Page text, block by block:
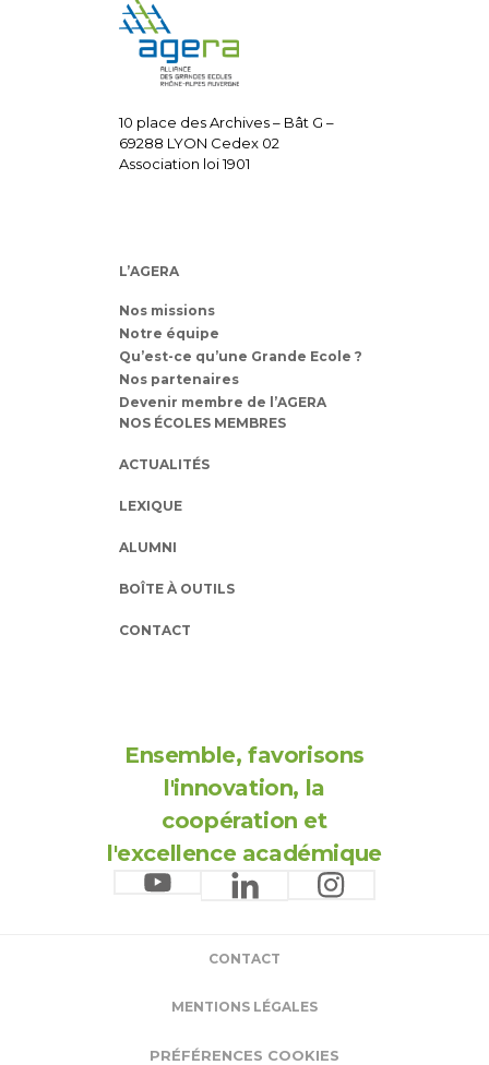
10 place des Archives – Bât G –
69288 LYON Cedex 02
Association loi 1901
L’AGERA
Nos missions
Notre équipe
Qu’est-ce qu’une Grande Ecole ?
Nos partenaires
Devenir membre de l’AGERA
NOS ÉCOLES MEMBRES
ACTUALITÉS
LEXIQUE
ALUMNI
BOÎTE À OUTILS
CONTACT
Ensemble, favorisons
l'innovation, la
coopération et
l'excellence académique
CONTACT
MENTIONS LÉGALES
PRÉFÉRENCES COOKIES